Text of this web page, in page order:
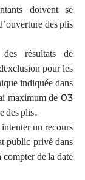
doivent se
des plis
des résultats de
pour les
indiquée dans
maximum de 03
des plis.
un recours
public privé dans
de la date